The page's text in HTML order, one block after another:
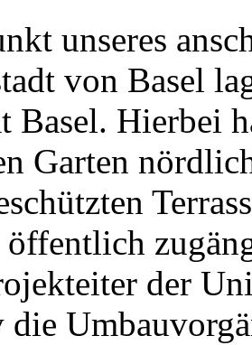
unseres
von Basel
Basel. Hierbei
Garten
öffentlich
der